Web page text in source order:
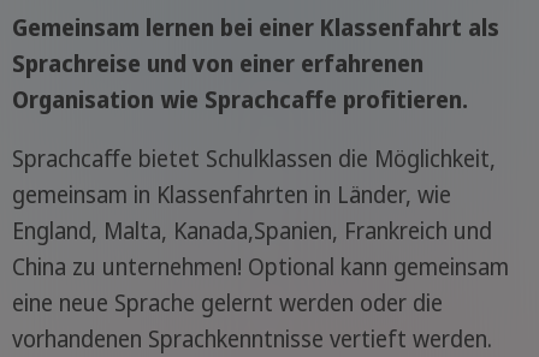
Gemeinsam lernen bei einer Klassenfahrt als
Sprachreise und von einer erfahrenen
Organisation wie Sprachcaffe profitieren.
Sprachcaffe bietet Schulklassen die Möglichkeit,
gemeinsam in Klassenfahrten in Länder, wie
England, Malta, Kanada,Spanien, Frankreich und
China zu unternehmen! Optional kann gemeinsam
eine neue Sprache gelernt werden oder die
vorhandenen Sprachkenntnisse vertieft werden.